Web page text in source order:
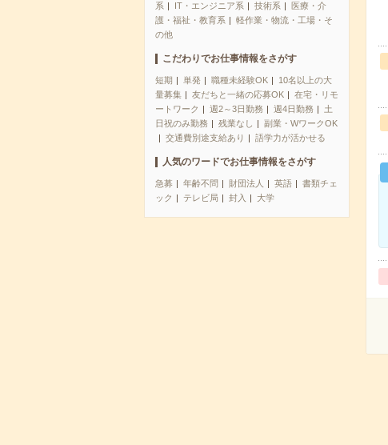
系
IT・エンジニア系 技術系
医療・介
護・福祉・教育系
軽作業・物流・工場・そ
の他
こだわりでお仕事情報をさがす
短期 単発 職種未経験OK
10名以上の大
量募集
友だちと一緒の応募OK
在宅・リモ
ートワーク
週2～3日勤務 週4日勤務
土
日祝のみ勤務
残業なし
副業・WワークOK
交通費別途支給あり
語学力が活かせる
人気のワードでお仕事情報をさがす
急募 年齢不問 財団法人 英語
書類チェ
ック
テレビ局 封入 大学